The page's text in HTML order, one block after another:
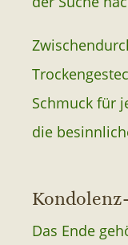
Schmuck für
die
Das Ende